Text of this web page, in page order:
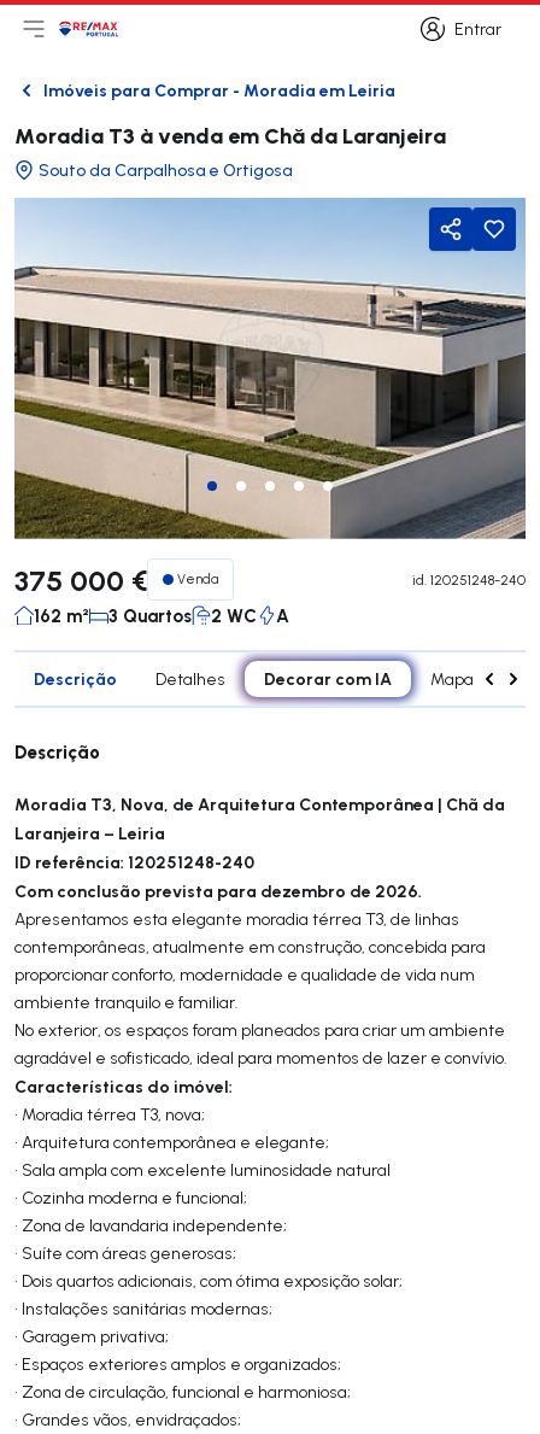
Entrar
Entrar
Abri menu principal
LogoIr para página inicial
VoltarImóveis para Comprar - Moradia em Leiria
Moradia T3 à venda em Chă da Laranjeira
Souto da Carpalhosa e Ortigosa
Partilhar
375 000 € Venda id. 120251248-240
162 m² 3 Quartos 2 WC A
Descrição Detalhes Decorar com IA Mapa
Descrição
Moradia T3, Nova, de Arquitetura Contemporânea | Chã da
Laranjeira – Leiria
ID referência: 120251248-240
Com conclusão prevista para dezembro de 2026.
Apresentamos esta elegante moradia térrea T3, de linhas
contemporâneas, atualmente em construção, concebida para
proporcionar conforto, modernidade e qualidade de vida num
ambiente tranquilo e familiar.
No exterior, os espaços foram planeados para criar um ambiente
agradável e sofisticado, ideal para momentos de lazer e convívio.
Características do imóvel:
• Moradia térrea T3, nova;
• Arquitetura contemporânea e elegante;
• Sala ampla com excelente luminosidade natural
• Cozinha moderna e funcional;
• Zona de lavandaria independente;
• Suíte com áreas generosas;
• Dois quartos adicionais, com ótima exposição solar;
• Instalações sanitárias modernas;
• Garagem privativa;
• Espaços exteriores amplos e organizados;
• Zona de circulação, funcional e harmoniosa;
• Grandes vãos, envidraçados;